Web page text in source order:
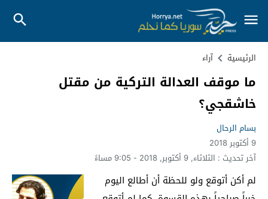
الرئيسية آراء
ما موقف العدالة التركية من مقتل
خاشقجي؟
بسام الرحال
9 أكتوبر 2018
آخر تحديث : الثلاثاء, 9 أكتوبر, 2018 - 9:05 مساءً
لم أكن أتوقع ولو للحظة أن أطالع اليوم